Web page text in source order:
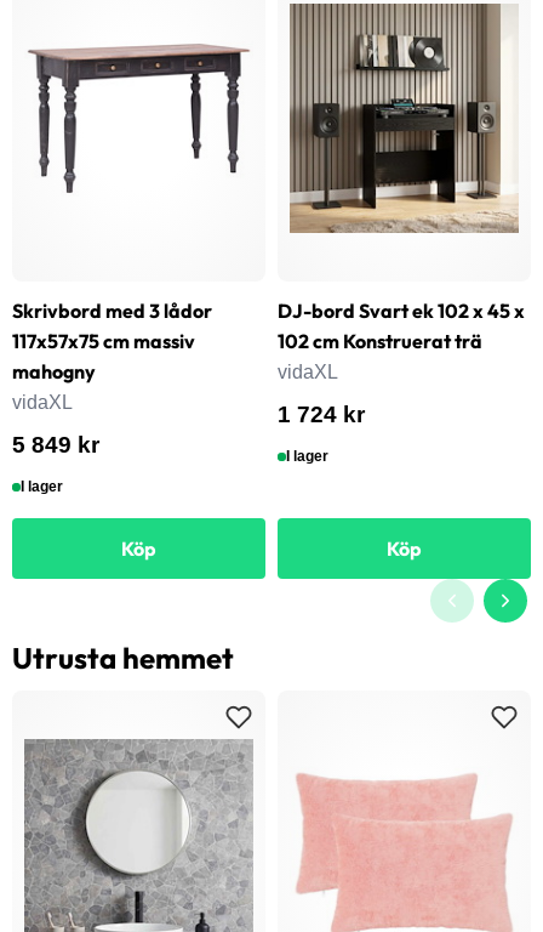
Skrivbord med 3 lådor
117x57x75 cm massiv
mahogny
vidaXL
5 849 kr
I lager
Köp
DJ-bord Svart ek 102 x 45 x
102 cm Konstruerat trä
vidaXL
1 724 kr
I lager
Köp
Utrusta hemmet